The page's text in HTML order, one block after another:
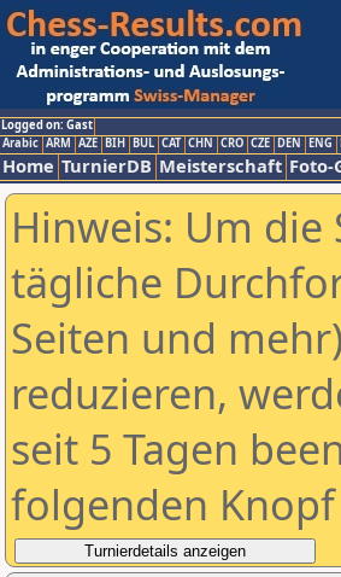
Logged on: Gast
Arabic ARM AZE BIH BUL CAT CHN CRO CZE DEN ENG
Home TurnierDB Meisterschaft Foto-
Hinweis: Um
tägliche
Seiten und
reduzieren,
seit 5 Tagen
folgenden